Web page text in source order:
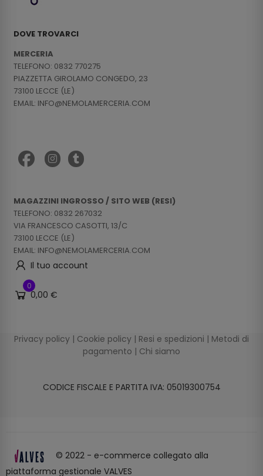
DOVE TROVARCI
MERCERIA
TELEFONO: 0832 770275
PIAZZETTA GIROLAMO CONGEDO, 23
73100 LECCE (LE)
EMAIL: INFO@NEMOLAMERCERIA.COM
MAGAZZINI INGROSSO / SITO WEB (RESI)
TELEFONO: 0832 267032
VIA FRANCESCO CASOTTI, 13/C
73100 LECCE (LE)
EMAIL: INFO@NEMOLAMERCERIA.COM
Il tuo account
0
0,00 €
Privacy policy | Cookie policy | Resi e spedizioni | Metodi di
pagamento | Chi siamo
CODICE FISCALE E PARTITA IVA: 05019300754
© 2022 - e-commerce collegato alla
piattaforma gestionale VALVES